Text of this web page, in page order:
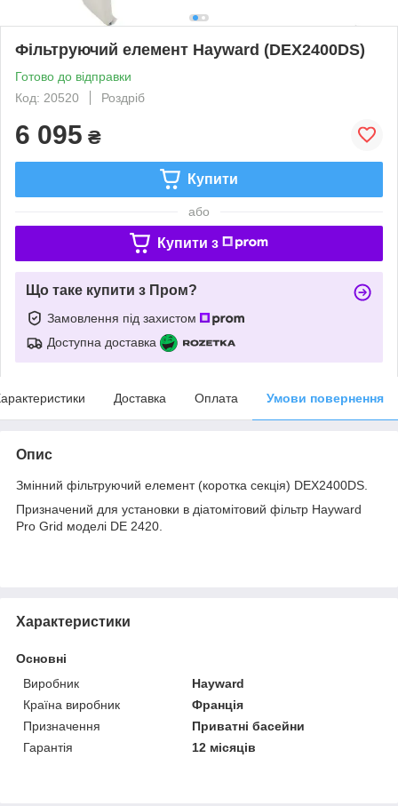
Фільтруючий елемент Hayward (DEX2400DS)
Готово до відправки
Код: 20520
Роздріб
6 095 ₴
Купити
або
Купити з
Що таке купити з Пром?
Замовлення під захистом
Доступна доставка
Доставка Оплата Умови повернення
Опис
Змінний фільтруючий елемент (коротка секція) DEX2400DS.
Призначений для установки в діатомітовий фільтр Hayward
Pro Grid моделі DE 2420.
Характеристики
Основні
Виробник
Hayward
Країна виробник
Франція
Призначення
Приватні басейни
Гарантія
12 місяців